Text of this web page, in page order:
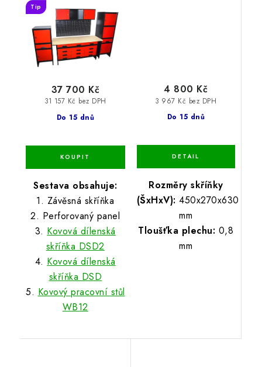
Tip
Do 15 dnů
31 157 Kč bez DPH
37 700 Kč
Sestava obsahuje:
1. Závěsná skříňka
2. Perforovaný panel
3. Kovová dílenská
skříňka DSD2
4. Kovová dílenská
skříňka DSD
5. Kovový pracovní stůl
WB12
Do 15 dnů
3 967 Kč bez DPH
4 800 Kč
Rozměry skříňky
(ŠxHxV): 450x270x630
mm
Tloušťka plechu: 0,8
mm